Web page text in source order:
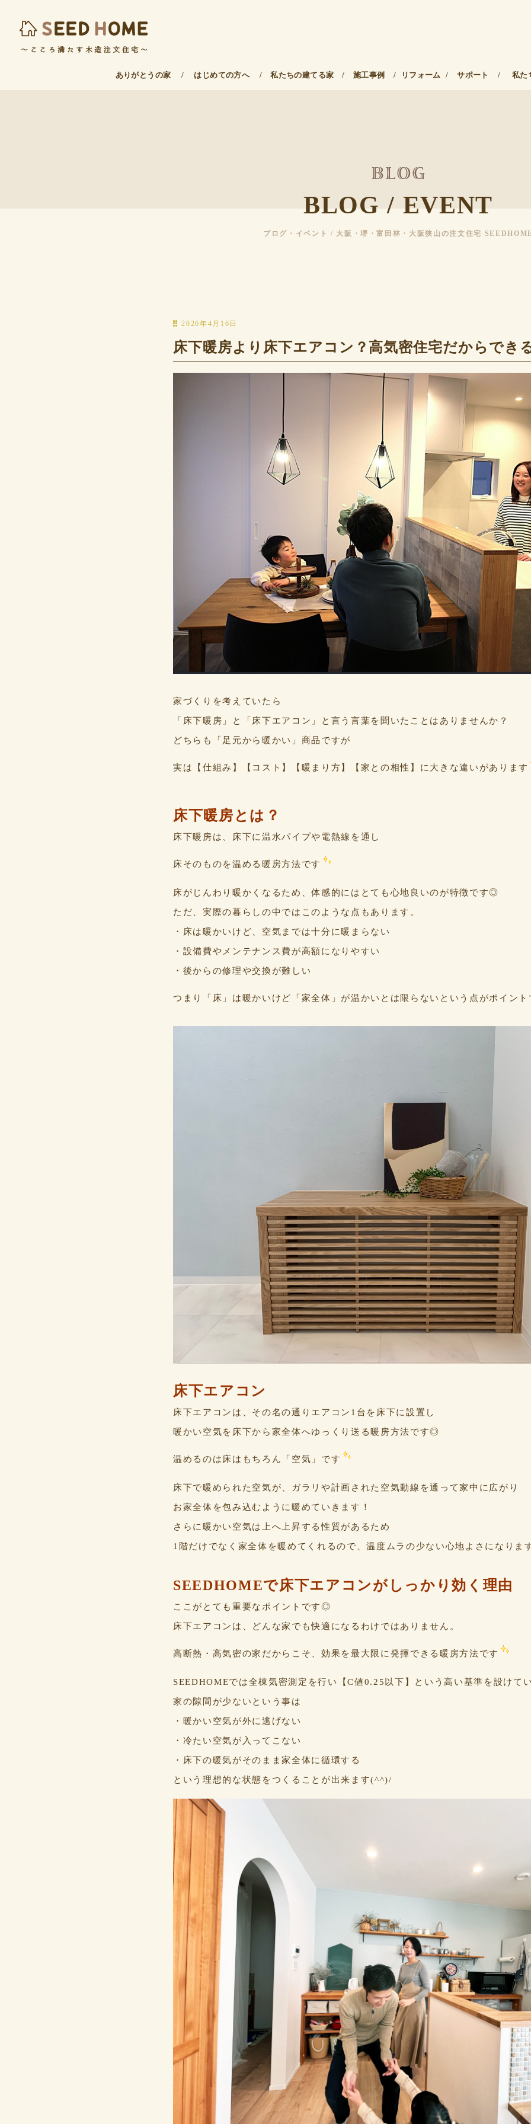
ありがとうの家 / はじめての方へ / 私たちの建てる家 / 施工事例 / リフォーム / サポート / 私た
BLOG / EVENT
ブログ・イベント / 大阪・堺・富田林・大阪狭山の注文住宅
2026年4月16日
床下暖房より床下エアコン？高気密住宅だからでき
家づくりを考えていたら
「床下暖房」と「床下エアコン」と言う言葉を聞いたことはありませんか？
どちらも「足元から暖かい」商品ですが
実は【仕組み】【コスト】【暖まり方】【家との相性】に大きな違いがあります
床下暖房とは？
床下暖房は、床下に温水パイプや電熱線を通し
床そのものを温める暖房方法です
床がじんわり暖かくなるため、体感的にはとても心地良いのが特徴です◎
ただ、実際の暮らしの中ではこのような点もあります。
・床は暖かいけど、空気までは十分に暖まらない
・設備費やメンテナンス費が高額になりやすい
・後からの修理や交換が難しい
つまり「床」は暖かいけど「家全体」が温かいとは限らないという点がポイント
床下エアコン
床下エアコンは、その名の通りエアコン1台を床下に設置し
暖かい空気を床下から家全体へゆっくり送る暖房方法です◎
温めるのは床はもちろん「空気」です
床下で暖められた空気が、ガラリや計画された空気動線を通って家中に広がり
お家全体を包み込むように暖めていきます！
さらに暖かい空気は上へ上昇する性質があるため
1階だけでなく家全体を暖めてくれるので、温度ムラの少ない心地よさになりま
SEEDHOMEで床下エアコンがしっかり効く理由
ここがとても重要なポイントです◎
床下エアコンは、どんな家でも快適になるわけではありません。
高断熱・高気密の家だからこそ、効果を最大限に発揮できる暖房方法です
SEEDHOMEでは全棟気密測定を行い【C値0.25以下】という高い基準を設けて
家の隙間が少ないという事は
・暖かい空気が外に逃げない
・冷たい空気が入ってこない
・床下の暖気がそのまま家全体に循環する
という理想的な状態をつくることが出来ます(^^)/